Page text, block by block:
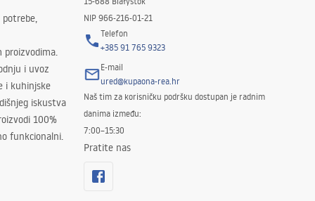
potrebe,
i uvoz
i kuhinjske
iskustva
100%
funkcionalni.
NIP 966-216-01-21
Telefon
+385 91 765 9323
E-mail
ured@kupaona-rea.hr
Naš tim za korisničku podršku dostupan je radnim
danima između:
7:00–15:30
Pratite nas